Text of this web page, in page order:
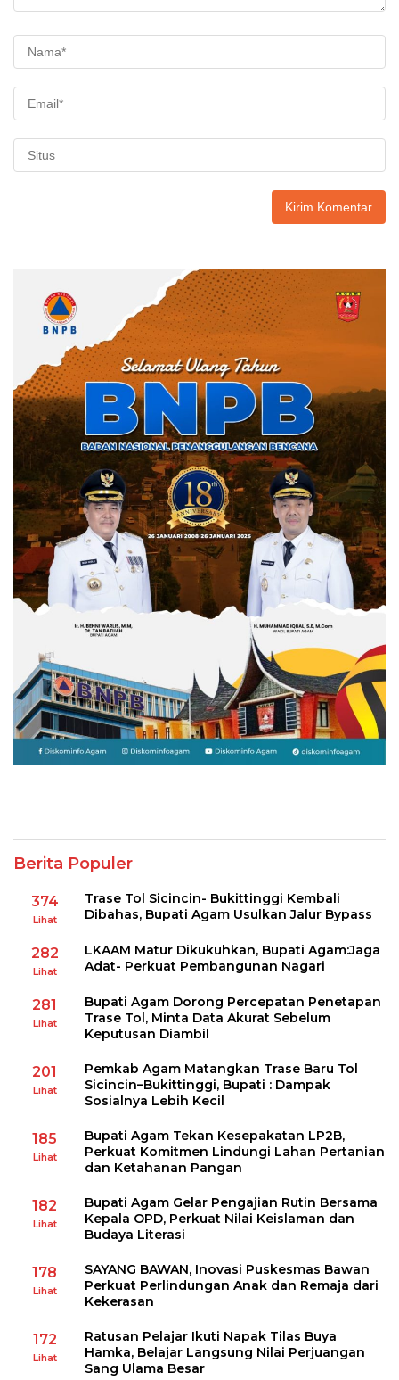
Berita Populer
374
Lihat
Trase Tol Sicincin- Bukittinggi Kembali
Dibahas, Bupati Agam Usulkan Jalur Bypass
282
Lihat
LKAAM Matur Dikukuhkan, Bupati Agam:Jaga
Adat- Perkuat Pembangunan Nagari
281
Lihat
Bupati Agam Dorong Percepatan Penetapan
Trase Tol, Minta Data Akurat Sebelum
Keputusan Diambil
201
Lihat
Pemkab Agam Matangkan Trase Baru Tol
Sicincin–Bukittinggi, Bupati : Dampak
Sosialnya Lebih Kecil
185
Lihat
Bupati Agam Tekan Kesepakatan LP2B,
Perkuat Komitmen Lindungi Lahan Pertanian
dan Ketahanan Pangan
182
Lihat
Bupati Agam Gelar Pengajian Rutin Bersama
Kepala OPD, Perkuat Nilai Keislaman dan
Budaya Literasi
178
Lihat
SAYANG BAWAN, Inovasi Puskesmas Bawan
Perkuat Perlindungan Anak dan Remaja dari
Kekerasan
172
Lihat
Ratusan Pelajar Ikuti Napak Tilas Buya
Hamka, Belajar Langsung Nilai Perjuangan
Sang Ulama Besar